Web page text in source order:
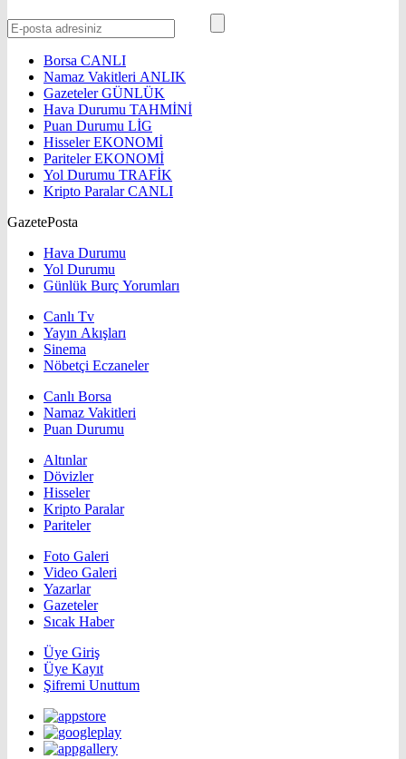
Borsa CANLI
Namaz Vakitleri ANLIK
GazetelerGÜNLÜK
Hava Durumu TAHMİNİ
Puan Durumu LİG
HisselerEKONOMİ
ParitelerEKONOMİ
Yol Durumu TRAFİK
Kripto ParalarCANLI
GazetePosta
Hava Durumu
Yol Durumu
Günlük Burç Yorumları
Canlı Tv
Yayın Akışları
Sinema
Nöbetçi Eczaneler
Canlı Borsa
Namaz Vakitleri
Puan Durumu
Altınlar
Dövizler
Hisseler
Kripto Paralar
Pariteler
Foto Galeri
Video Galeri
Yazarlar
Gazeteler
Sıcak Haber
Üye Giriş
Üye Kayıt
Şifremi Unuttum